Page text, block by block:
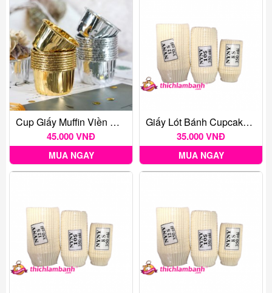
Cup Giấy Muffin Viền Nhũ Vàng (50c)
45.000 VNĐ
MUA NGAY
Giấy Lót Bánh Cupcake C8 Trắng (350 Cái)
35.000 VNĐ
MUA NGAY